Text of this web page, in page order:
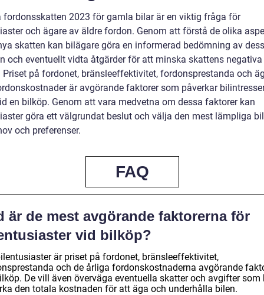
fordonsskatten 2023 för gamla bilar är en viktig fråga för
och ägare av äldre fordon. Genom att förstå de olika
skatten kan bilägare göra en informerad bedömning av dess
och eventuellt vidta åtgärder för att minska skattens negativa
Priset på fordonet, bränsleeffektivitet, fordonsprestanda och
är avgörande faktorer som påverkar
en bilköp. Genom att vara medvetna om dessa faktorer kan
göra ett välgrundat beslut och välja den mest lämpliga
och preferenser.
FAQ
är de mest avgörande faktorerna för
vid bilköp?
är priset på fordonet, bränsleeffektivitet,
och de årliga fordonskostnaderna avgörande
De vill även överväga eventuella skatter och avgifter som
den totala kostnaden för att äga och underhålla bilen.